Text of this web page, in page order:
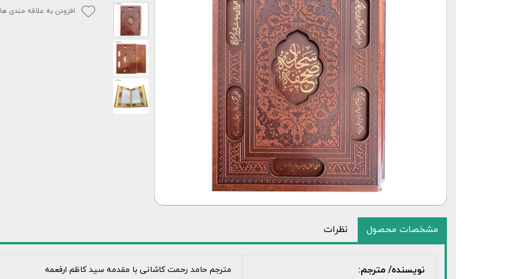
افزودن به علاقه مندی ها
مشخصات محصول نظرات
نویسنده/ مترجم: مترجم حامد رحمت کاشانی با مقدمه سید کاظم ارفعمه